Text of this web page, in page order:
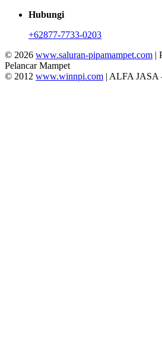
Hubungi
+62877-7733-0203
© 2026 www.saluran-pipamampet.com |
Pelancar Mampet
© 2012 www.winnpi.com | ALFA JASA